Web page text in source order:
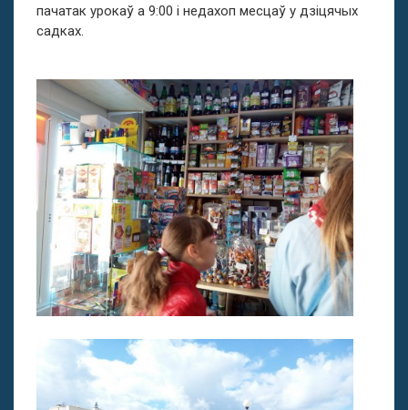
пачатак урокаў а 9:00 і недахоп месцаў у дзіцячых
садках.